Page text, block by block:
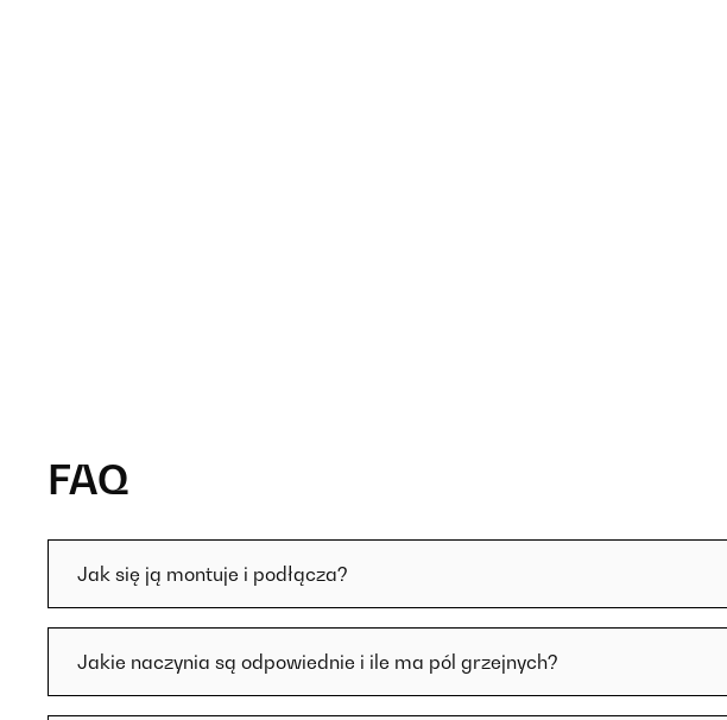
FAQ
Jak się ją montuje i podłącza?
Jakie naczynia są odpowiednie i ile ma pól grzejnych?